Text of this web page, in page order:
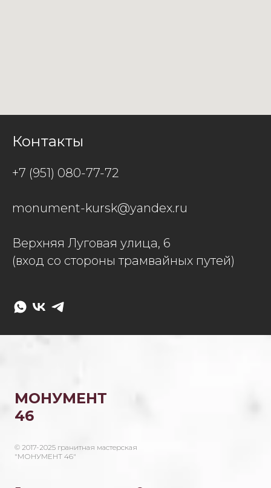
Контакты
+7 (951) 080-77-72
monument-kursk@yandex.ru
Верхняя Луговая улица, 6
(вход со стороны трамвайных путей)
МОНУМЕНТ
46
© 2017-2025 гранитная мастерская
"МОНУМЕНТ 46"